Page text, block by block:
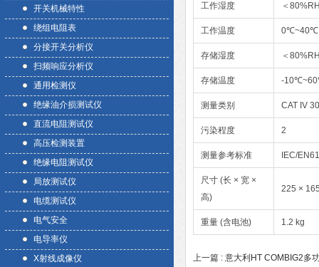
开关机械特性
绕组电阻表
分接开关分析仪
扫频响应分析仪
通用检测仪
绝缘油介损测试仪
直流电阻测试仪
高压检测装置
绝缘电阻测试仪
局放测试仪
电缆测试仪
电气安全
电导率仪
X射线成像仪
工作湿度 ＜
工作温度 0℃~40℃
存储湿度 ＜
存储温度 -
测量类别 CAT IV
污染程度 2
测量参考标准 IEC/
尺寸 (长 × 宽 ×
高)
225 ×
重量 (含电池) 1.2 kg
上一篇 : 意大利HT COMBIG2多